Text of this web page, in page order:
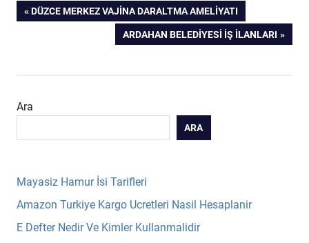
Yazı
PREVIOUS
DÜZCE MERKEZ VAJINA DARALTMA AMELIYATI
NEXT
POST:
ARDAHAN BELEDIYESI İŞ İLANLARI
Ara
ARA
Mayasiz Hamur İsi Tarifleri
Amazon Turkiye Kargo Ucretleri Nasil Hesaplanir
E Defter Nedir Ve Kimler Kullanmalidir